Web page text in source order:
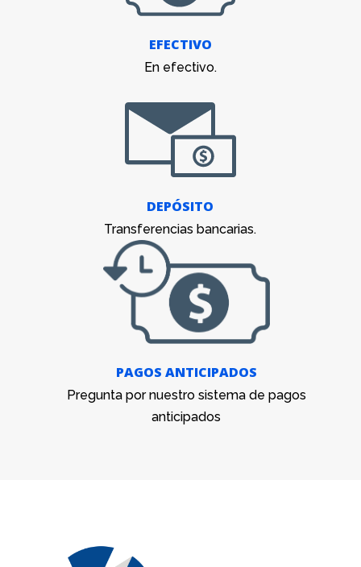
EFECTIVO
En efectivo.
DEPÓSITO
Transferencias bancarias.
PAGOS ANTICIPADOS
Pregunta por nuestro sistema de pagos
anticipados